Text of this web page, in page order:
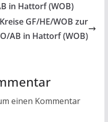
in Hattorf (WOB)
GF/HE/WOB zur
AB in Hattorf (WOB)
einen Kommentar